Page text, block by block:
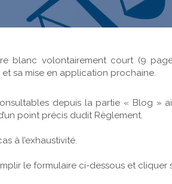
blanc volontairement court (9
sa mise en application prochaine.
depuis la partie « Blog »
point précis dudit Règlement.
à l’exhaustivité.
le formulaire ci-dessous et cliquer